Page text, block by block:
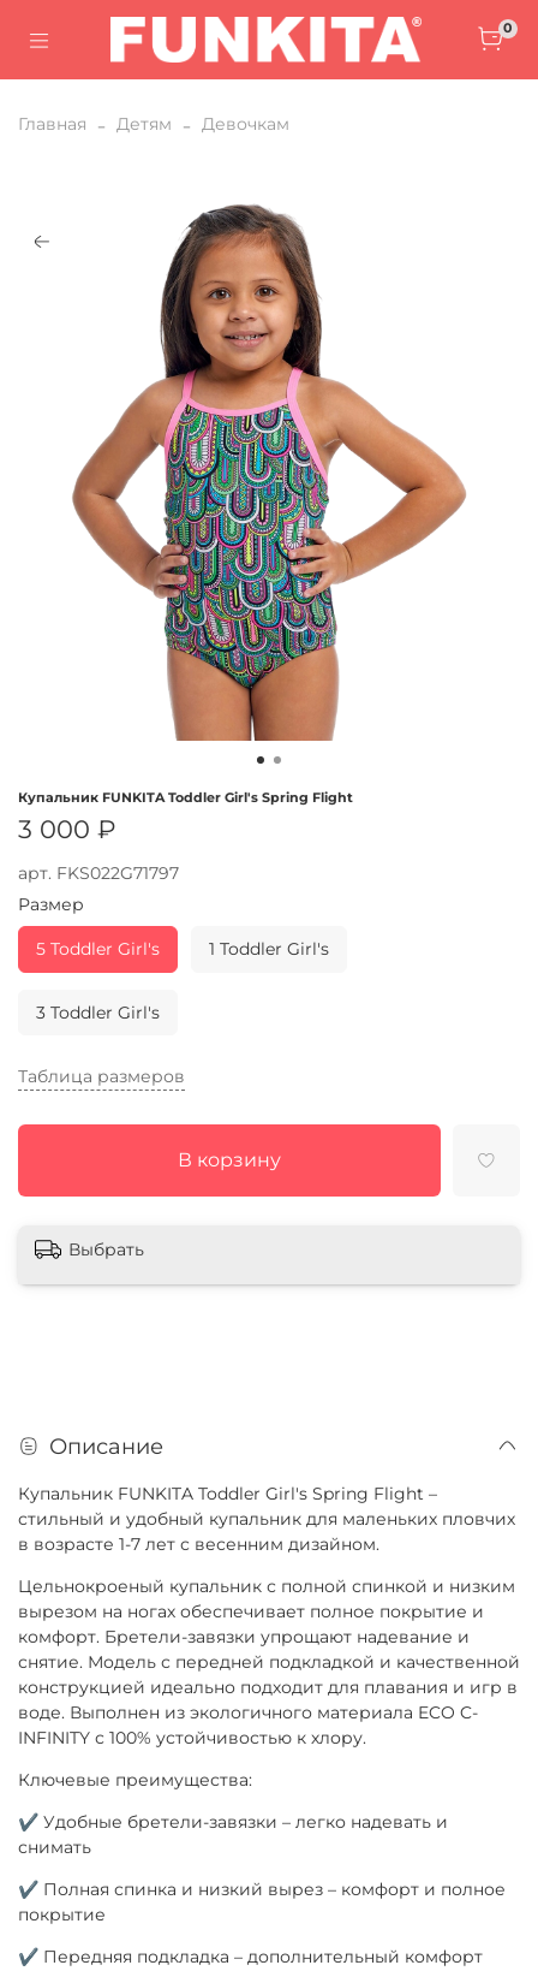
0
Главная Детям Девочкам
арт. FKS022G71797
Купальник FUNKITA Toddler Girl's Spring Flight
3 000 ₽
Таблица размеров
В корзину
Размер
5 Toddler Girl's 1 Toddler Girl's
3 Toddler Girl's
Выбрать
Описание
Купальник FUNKITA Toddler Girl's Spring Flight –
стильный и удобный купальник для маленьких пловчих
в возрасте 1-7 лет с весенним дизайном.
Цельнокроеный купальник с полной спинкой и низким
вырезом на ногах обеспечивает полное покрытие и
комфорт. Бретели-завязки упрощают надевание и
снятие. Модель с передней подкладкой и качественной
конструкцией идеально подходит для плавания и игр в
воде. Выполнен из экологичного материала ECO C-
INFINITY с 100% устойчивостью к хлору.
Ключевые преимущества:
✔ Удобные бретели-завязки – легко надевать и
снимать
✔ Полная спинка и низкий вырез – комфорт и полное
покрытие
✔ Передняя подкладка – дополнительный комфорт